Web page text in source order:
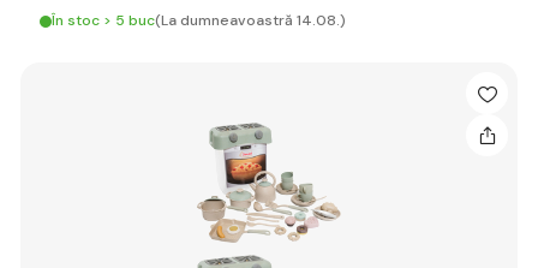
În stoc > 5 buc(La dumneavoastră 14.08.)